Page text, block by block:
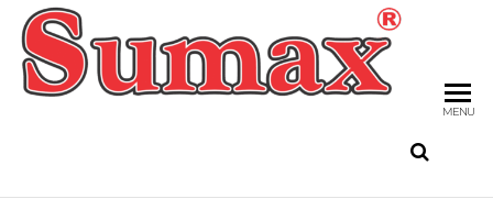
Skip
the
content
MENU